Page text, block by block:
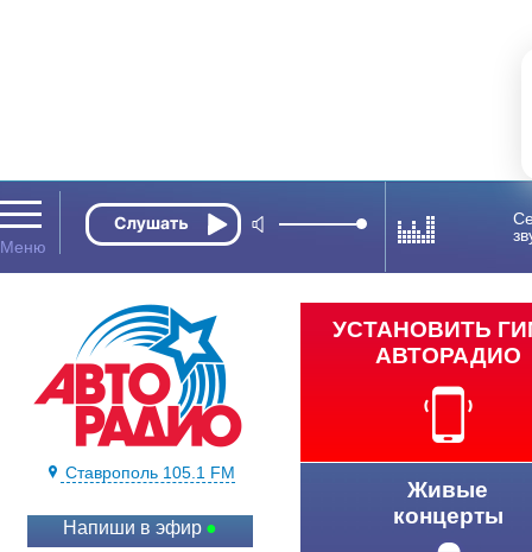
Ставрополь 105.1 FM
Напиши в эфир
УСТАНОВИТЬ
АВТОРАДИО
Живые
концерты